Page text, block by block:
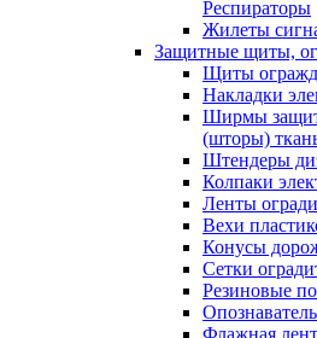
Респираторы
Жилеты
Защитные щиты,
Щиты
Накладки
Ширмы
(шторы)
Штендеры
Колпаки
Ленты
Вехи
Конусы
Сетки
Резиновые
Флажная